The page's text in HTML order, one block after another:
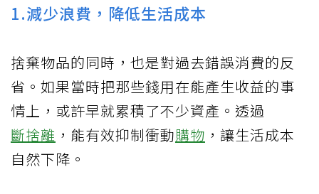
1.減少浪費，降低生活成本
捨棄物品的同時，也是對過去錯誤消費的反
省。如果當時把那些錢用在能產生收益的事
情上，或許早就累積了不少資產。透過
斷捨離 ，能有效抑制衝動購物 ，讓生活成本
自然下降。